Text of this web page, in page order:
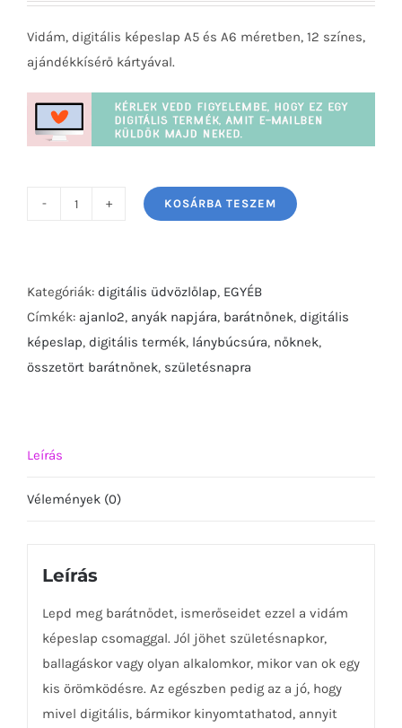
Vidám, digitális képeslap A5 és A6 méretben, 12 színes,
ajándékkísérő kártyával.
-
digitális
képeslap
csomag-
KOSÁRBA TESZEM
Kategóriák: digitális üdvözlőlap, EGYÉB
Címkék: ajanlo2, anyák napjára, barátnőnek, digitális
képeslap, digitális termék, lánybúcsúra, nőknek,
összetört barátnőnek, születésnapra
Leírás
Vélemények (0)
Leírás
Lepd meg barátnődet, ismerőseidet ezzel a vidám
képeslap csomaggal. Jól jöhet születésnapkor,
ballagáskor vagy olyan alkalomkor, mikor van ok egy
kis örömködésre. Az egészben pedig az a jó, hogy
mivel digitális, bármikor kinyomtathatod, annyit